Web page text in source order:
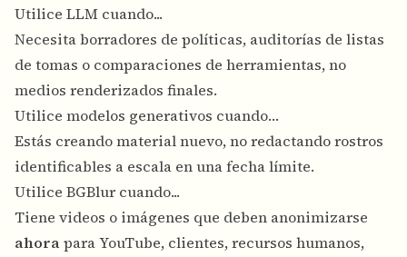
Utilice LLM cuando...
Necesita borradores de políticas, auditorías de listas
de tomas o comparaciones de herramientas, no
medios renderizados finales.
Utilice modelos generativos cuando…
Estás creando material nuevo, no redactando rostros
identificables a escala en una fecha límite.
Utilice BGBlur cuando...
Tiene videos o imágenes que deben anonimizarse
ahorapara YouTube, clientes, recursos humanos,